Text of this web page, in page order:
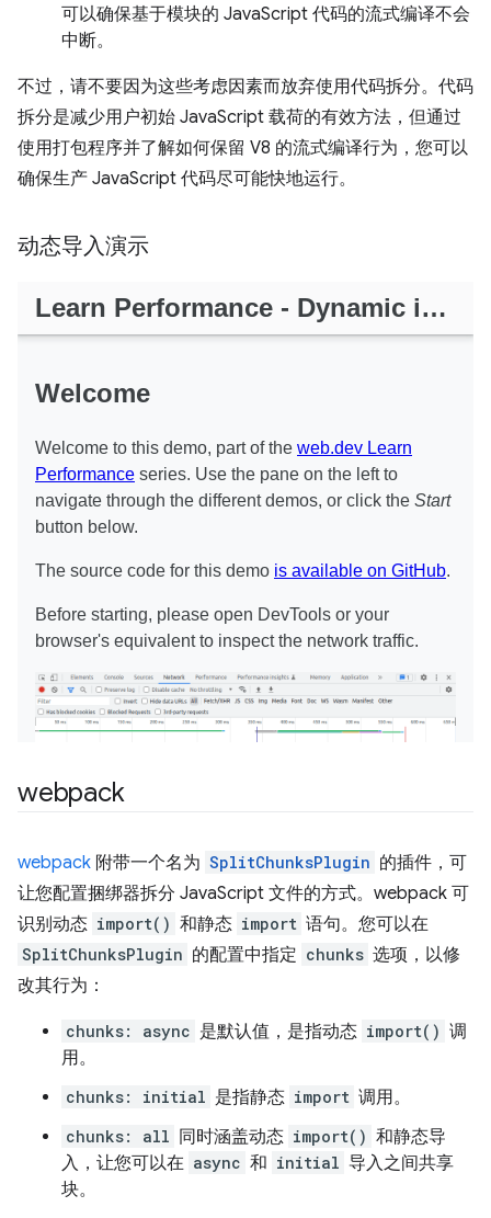
可以确保基于模块的 JavaScript 代码的流式编译不会
中断。
不过，请不要因为这些考虑因素而放弃使用代码拆分。代码
拆分是减少用户初始 JavaScript 载荷的有效方法，但通过
使用打包程序并了解如何保留 V8 的流式编译行为，您可以
确保生产 JavaScript 代码尽可能快地运行。
动态导入演示
webpack
webpack 附带一个名为 SplitChunksPlugin 的插件，可
让您配置捆绑器拆分 JavaScript 文件的方式。webpack 可
识别动态 import() 和静态 import 语句。您可以在
SplitChunksPlugin 的配置中指定 chunks 选项，以修
改其行为：
chunks: async 是默认值，是指动态 import() 调
用。
chunks: initial 是指静态 import 调用。
chunks: all 同时涵盖动态 import() 和静态导
入，让您可以在 async 和 initial 导入之间共享
块。